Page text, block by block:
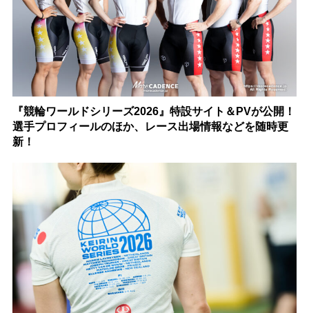
『競輪ワールドシリーズ2026』特設サイト＆PVが公開！
選手プロフィールのほか、レース出場情報などを随時更
新！